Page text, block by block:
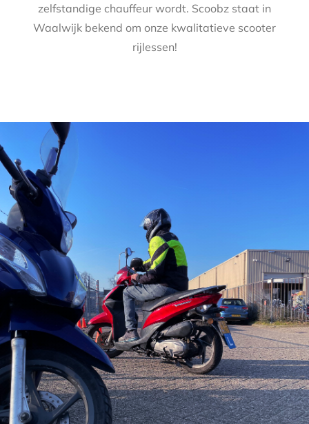
zelfstandige chauffeur wordt. Scoobz staat in
Waalwijk bekend om onze kwalitatieve scooter
rijlessen!